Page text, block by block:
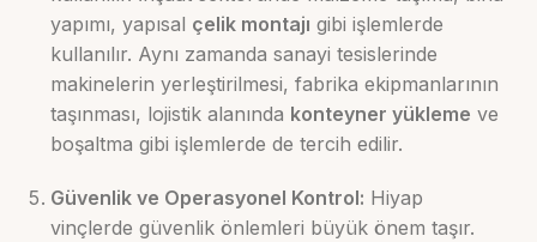
yapımı, yapısal çelik montajı gibi işlemlerde
kullanılır. Aynı zamanda sanayi tesislerinde
makinelerin yerleştirilmesi, fabrika ekipmanlarının
taşınması, lojistik alanında konteyner yükleme ve
boşaltma gibi işlemlerde de tercih edilir.
Güvenlik ve Operasyonel Kontrol: Hiyap
vinçlerde güvenlik önlemleri büyük önem taşır.